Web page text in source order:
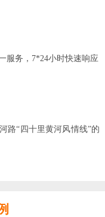
服务，7*24小时快速响应
路“四十里黄河风情线”的